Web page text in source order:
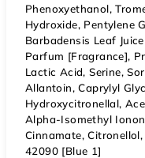
Phenoxyethanol,
Hydroxide, Pentylene
Barbadensis Leaf
Parfum [Fragrance],
Lactic Acid, Serine,
Allantoin, Caprylyl
Hydroxycitronellal,
Alpha-Isomethyl
Cinnamate,
42090 [Blue 1]